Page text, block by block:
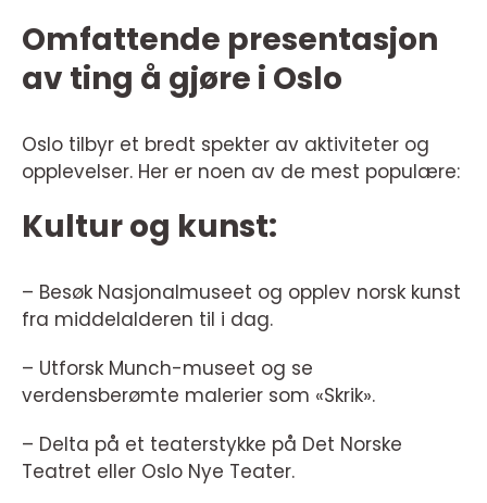
Omfattende presentasjon
av ting å gjøre i Oslo
Oslo tilbyr et bredt spekter av aktiviteter og
opplevelser. Her er noen av de mest populære:
Kultur og kunst:
– Besøk Nasjonalmuseet og opplev norsk kunst
fra middelalderen til i dag.
– Utforsk Munch-museet og se
verdensberømte malerier som «Skrik».
– Delta på et teaterstykke på Det Norske
Teatret eller Oslo Nye Teater.